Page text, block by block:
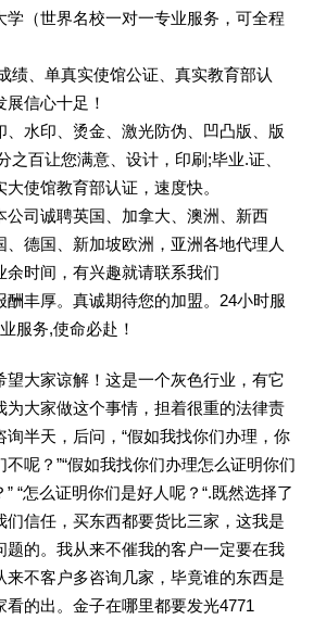
（世界名校一对一专业服务，可全程
绩、单真实使馆公证、真实教育部认
信心十足！
水印、烫金、激光防伪、凹凸版、版
之百让您满意、设计，印刷;毕业.证、
使馆教育部认证，速度快。
司诚聘英国、加拿大、澳洲、新西
、德国、新加坡欧洲，亚洲各地代理人
余时间，有兴趣就请联系我们
丰厚。真诚期待您的加盟。24小时服
服务,使命必赴！
望大家谅解！这是一个灰色行业，有它
为大家做这个事情，担着很重的法律责
询半天，后问，“假如我找你们办理，你
呢？”“假如我找你们办理怎么证明你们
“怎么证明你们是好人呢？“.既然选择了
们信任，买东西都要货比三家，这我是
题的。我从来不催我的客户一定要在我
来不客户多咨询几家，毕竟谁的东西是
看的出。金子在哪里都要发光4771